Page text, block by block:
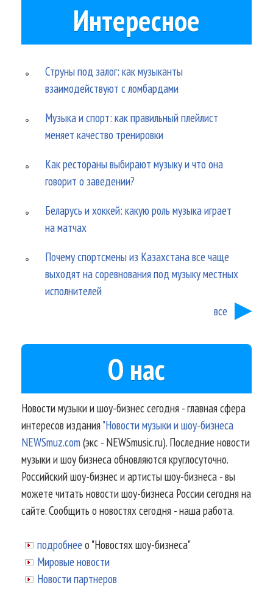
Интересное
Струны под залог: как музыканты
взаимодействуют с ломбардами
Музыка и спорт: как правильный плейлист
меняет качество тренировки
Как рестораны выбирают музыку и что она
говорит о заведении?
Беларусь и хоккей: какую роль музыка играет
на матчах
Почему спортсмены из Казахстана все чаще
выходят на соревнования под музыку местных
исполнителей
все
О нас
Новости музыки и шоу-бизнес сегодня - главная сфера
интересов издания"Новости музыки и шоу-бизнеса
NEWSmuz.com(экс - NEWSmusic.ru). Последние новости
музыки и шоу бизнеса обновляются круглосуточно.
Российский шоу-бизнес и артисты шоу-бизнеса - вы
можете читать новости шоу-бизнеса России сегодня на
сайте. Сообщить о новостях сегодня - наша работа.
подробнее о "Новостях шоу-бизнеса"
Мировые новости
Новости партнеров